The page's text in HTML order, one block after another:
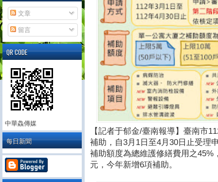
【記者于郁金/臺南報導】臺南市
補助，自3月1日至4月30日止受理
補助額度為總維護修繕費用之45%
元，今年新增6項補助。
文章
留言
QR CODE
中華鱻傳媒
每日新聞